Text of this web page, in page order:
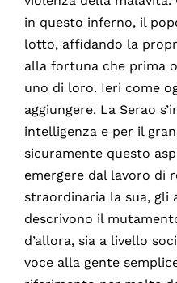
in questo inferno, il
lotto, affidando la
alla fortuna che prima
uno di loro. Ieri come
aggiungere. La Serao
intelligenza e per il
sicuramente questo
emergere dal lavoro di
straordinaria la sua,
descrivono il
d’allora, sia a livello
voce alla gente